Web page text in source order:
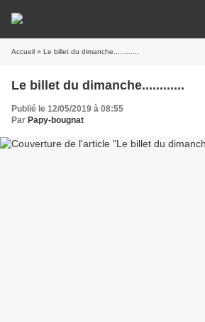
Accueil » Le billet du dimanche............
Le billet du dimanche............
Publié le 12/05/2019 à 08:55
Par Papy-bougnat